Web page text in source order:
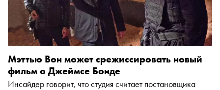
Мэттью Вон может срежиссировать новый
фильм о Джеймсе Бонде
Инсайдер говорит, что студия считает постановщика